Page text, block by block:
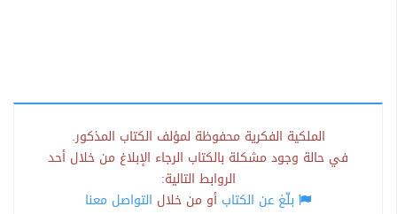
الملكية الفكرية محفوظة لمؤلف الكتاب المذكور.
في حالة وجود مشكلة بالكتاب الرجاء الإبلاغ من خلال أحد
الروابط التالية:
بلّغ عن الكتاب أو من خلال التواصل معنا